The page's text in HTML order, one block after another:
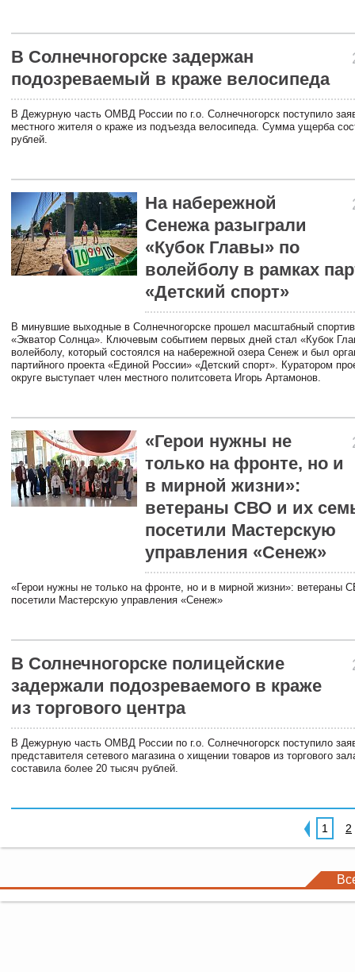
В Солнечногорске задержан
подозреваемый в краже велосипеда
В Дежурную часть ОМВД России по г.о. Солнечногорск поступило
местного жителя о краже из подъезда велосипеда. Сумма ущерба
рублей.
На набережной
Сенежа разыграли
«Кубок Главы» по
волейболу в рамках
«Детский спорт»
В минувшие выходные в Солнечногорске прошел масштабный
«Экватор Солнца». Ключевым событием первых дней стал «Кубок
волейболу, который состоялся на набережной озера Сенеж и был
партийного проекта «Единой России» «Детский спорт». Куратором
округе выступает член местного политсовета Игорь Артамонов.
«Герои нужны не
только на фронте, но и
в мирной жизни»:
ветераны СВО и их
посетили Мастерскую
управления «Сенеж»
«Герои нужны не только на фронте, но и в мирной жизни»: ветераны
посетили Мастерскую управления «Сенеж»
В Солнечногорске полицейские
задержали подозреваемого в краже
из торгового центра
В Дежурную часть ОМВД России по г.о. Солнечногорск поступило
представителя сетевого магазина о хищении товаров из торгового
составила более 20 тысяч рублей.
1 2